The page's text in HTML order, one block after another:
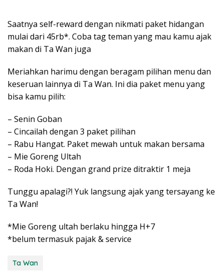
Saatnya self-reward dengan nikmati paket hidangan
mulai dari 45rb*. Coba tag teman yang mau kamu ajak
makan di Ta Wan juga
Meriahkan harimu dengan beragam pilihan menu dan
keseruan lainnya di Ta Wan. Ini dia paket menu yang
bisa kamu pilih:
– Senin Goban
– Cincailah dengan 3 paket pilihan
– Rabu Hangat. Paket mewah untuk makan bersama
– Mie Goreng Ultah
– Roda Hoki. Dengan grand prize ditraktir 1 meja
Tunggu apalagi?! Yuk langsung ajak yang tersayang ke
Ta Wan!
*Mie Goreng ultah berlaku hingga H+7
*belum termasuk pajak & service
Ta Wan